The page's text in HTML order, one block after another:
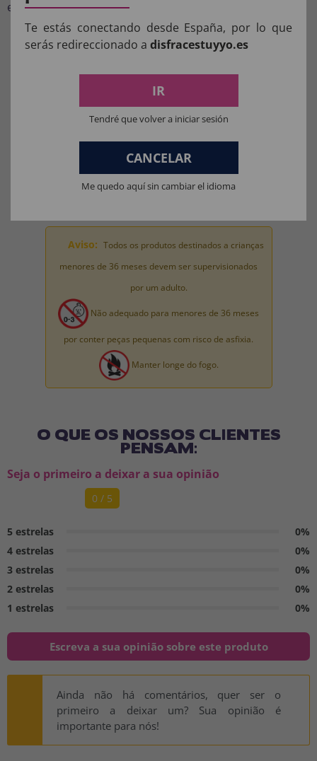
escolha perfeita para qualquer festa.
COMPOSIÇÃO DOS NOSSOS
Materiais para fantasias, acessórios de roupas e perucas: 100%
POLIÉSTER.
Materiais da máscara: 100% LÁTEX.
Materiais de brinquedo para fantasia completa: 100% PVC.
Aviso: Todos os produtos destinados a crianças
menores de 36 meses devem ser supervisionados
por um adulto.
Não adequado para menores de 36 meses
por conter peças pequenas com risco de asfixia.
Manter longe do fogo.
O QUE OS NOSSOS CLIENTES
PENSAM:
Seja o primeiro a deixar a sua opinião
0 / 5
5 estrelas
0%
4 estrelas
0%
3 estrelas
0%
2 estrelas
0%
1 estrelas
0%
Escreva a sua opinião sobre este produto
Ainda não há comentários, quer ser o
primeiro a deixar um? Sua opinião é
importante para nós!
Te estás conectando desde España, por lo que
serás redireccionado a disfracestuyyo.es
IR
Tendré que volver a iniciar sesión
CANCELAR
Me quedo aquí sin cambiar el idioma